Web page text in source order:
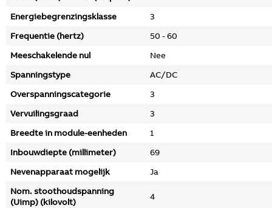
Energiebegrenzingsklasse
3
Frequentie (hertz)
50 - 60
Meeschakelende nul
Nee
Spanningstype
AC/DC
Overspanningscategorie
3
Vervuilingsgraad
3
Breedte in module-eenheden
1
Inbouwdiepte (millimeter)
69
Nevenapparaat mogelijk
Ja
Nom. stoothoudspanning
(Uimp) (kilovolt)
4